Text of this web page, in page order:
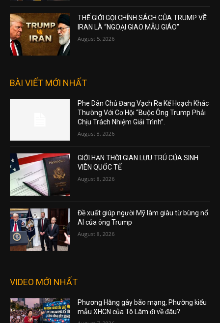
THẾ GIỚI GỌI CHÍNH SÁCH CỦA TRUMP VỀ
IRAN LÀ “NGOẠI GIAO MẪU GIÁO”
August 5, 2026
BÀI VIẾT MỚI NHẤT
Phe Dân Chủ Đang Vạch Ra Kế Hoạch Khác
Thường Với Cơ Hội “Buộc Ông Trump Phải
Chịu Trách Nhiệm Giải Trình”.
August 8, 2026
GIỚI HẠN THỜI GIAN LƯU TRÚ CỦA SINH
VIÊN QUỐC TẾ
August 8, 2026
Đề xuất giúp người Mỹ làm giàu từ bùng nổ
AI của ông Trump
August 8, 2026
VIDEO MỚI NHẤT
Phương Hằng gây bão mạng, Phường kiểu
mẫu XHCN của Tô Lâm đi về đâu?